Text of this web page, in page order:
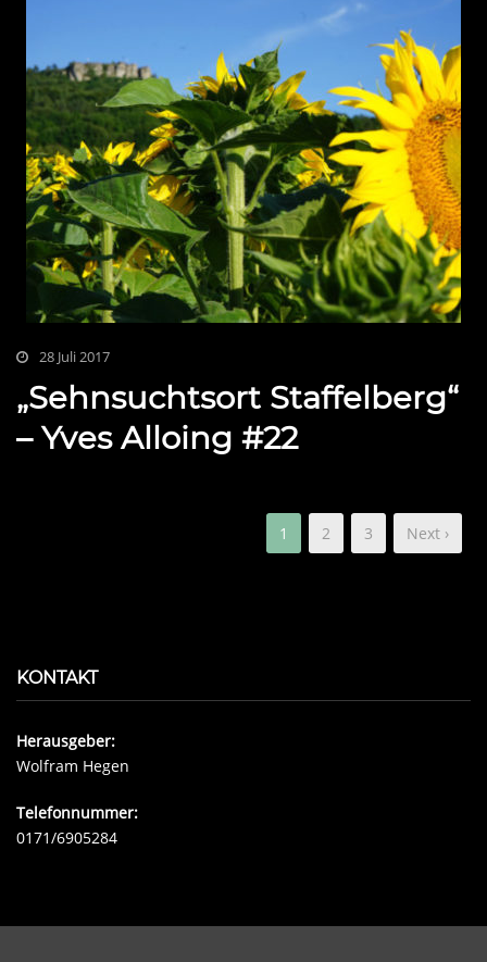
28 Juli 2017
„Sehnsuchtsort Staffelberg“
– Yves Alloing #22
1 2 3 Next ›
KONTAKT
Herausgeber:
Wolfram Hegen
Telefonnummer:
0171/6905284